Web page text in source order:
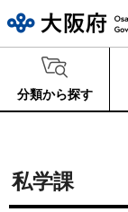
分類から探す
私学課